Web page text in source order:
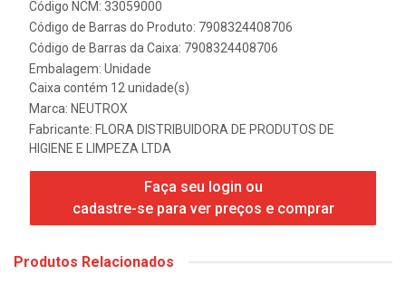
Código NCM: 33059000
Código de Barras do Produto: 7908324408706
Código de Barras da Caixa: 7908324408706
Embalagem: Unidade
Caixa contém 12 unidade(s)
Marca: NEUTROX
Fabricante: FLORA DISTRIBUIDORA DE PRODUTOS DE
HIGIENE E LIMPEZA LTDA
Faça seu login ou
cadastre-se para ver preços e comprar
Produtos Relacionados